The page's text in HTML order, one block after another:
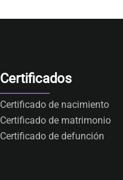
Certificados
Certificado de nacimiento
Certificado de matrimonio
Certificado de defunción